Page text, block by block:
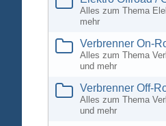
Alles zum Thema
mehr
Verbrenner On-
Alles zum Thema
und mehr
Verbrenner Off-
Alles zum Thema
und mehr